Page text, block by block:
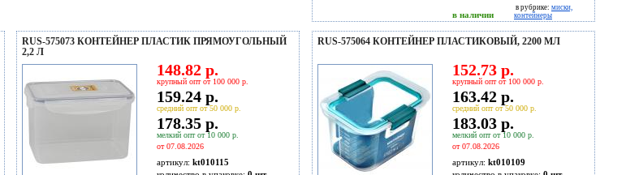
в наличии
в рубрике: миски,
контейнеры
RUS-575073 КОНТЕЙНЕР ПЛАСТИК ПРЯМОУГОЛЬНЫЙ
2,2 Л
148.82 р.
крупный опт от 100 000 р.
159.24 р.
средний опт от 50 000 р.
178.35 р.
мелкий опт от 10 000 р.
от 07.08.2026
артикул: kt010115
RUS-575064 КОНТЕЙНЕР ПЛАСТИКОВЫЙ, 2200 МЛ
152.73 р.
крупный опт от 100 000 р.
163.42 р.
средний опт от 50 000 р.
183.03 р.
мелкий опт от 10 000 р.
от 07.08.2026
артикул: kt010109